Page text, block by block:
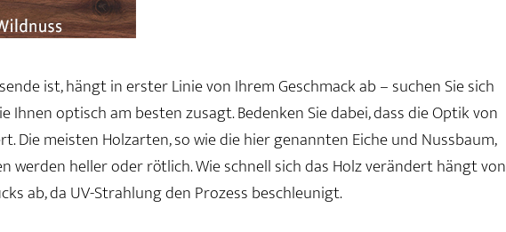
ist, hängt in erster Linie von Ihrem Geschmack ab – suchen Sie sich
Ihnen optisch am besten zusagt. Bedenken Sie dabei, dass die Optik von
Die meisten Holzarten, so wie die hier genannten Eiche und Nussbaum,
werden heller oder rötlich. Wie schnell sich das Holz verändert hängt von
ab, da UV-Strahlung den Prozess beschleunigt.